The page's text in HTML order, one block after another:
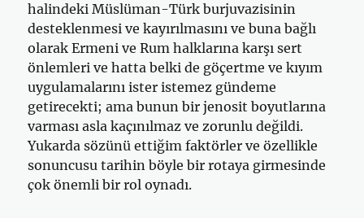
halindeki Müslüman-Türk burjuvazisinin
desteklenmesi ve kayırılmasını ve buna bağlı
olarak Ermeni ve Rum halklarına karşı sert
önlemleri ve hatta belki de göçertme ve kıyım
uygulamalarını ister istemez gündeme
getirecekti; ama bunun bir jenosit boyutlarına
varması asla kaçınılmaz ve zorunlu değildi.
Yukarda sözünü ettiğim faktörler ve özellikle
sonuncusu tarihin böyle bir rotaya girmesinde
çok önemli bir rol oynadı.